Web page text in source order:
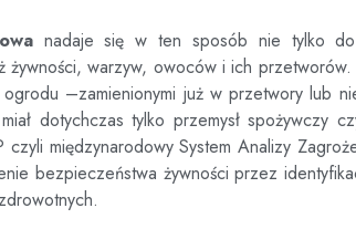
nadaje się w ten sposób nie tylko do
żywności, warzyw, owoców i ich
–zamienionymi już w przetwory lub
dotychczas tylko przemysł spożywczy
międzynarodowy System Analizy
bezpieczeństwa żywności przez